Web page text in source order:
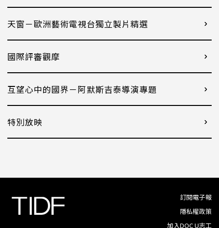
天窗－歐洲藝術電視台獨立製片精選
國際評審觀摩
互望心中的國界－阿默斯吉泰導演專題
特別放映
訂閱電子報
隱私權政策
加入DOC U志工